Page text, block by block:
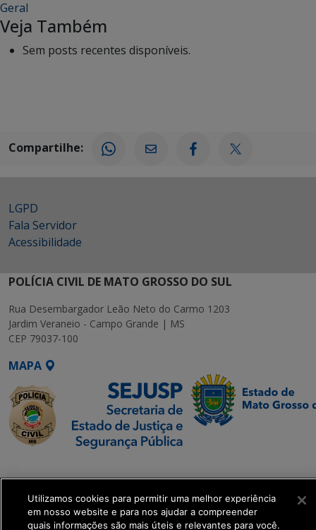
Geral
Veja Também
Sem posts recentes disponíveis.
Compartilhe:
LGPD
Fala Servidor
Acessibilidade
POLÍCIA CIVIL DE MATO GROSSO DO SUL
Rua Desembargador Leão Neto do Carmo 1203
Jardim Veraneio - Campo Grande | MS
CEP 79037-100
MAPA
Executiva de
Transformação Digital
Utilizamos cookies para permitir uma melhor experiência
em nosso website e para nos ajudar a compreender
quais informações são mais úteis e relevantes para você.